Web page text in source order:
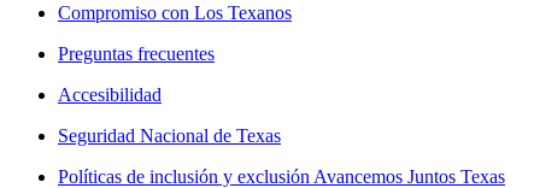
Compromiso con Los Texanos
Preguntas frecuentes
Accesibilidad
Seguridad Nacional de Texas
Políticas de inclusión y exclusión Avancemos Juntos Texas